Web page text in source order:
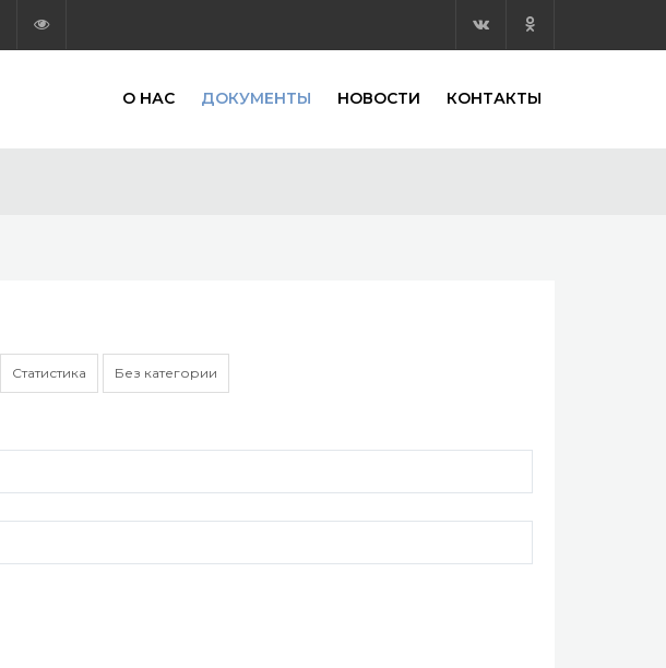
О НАС ДОКУМЕНТЫ НОВОСТИ КОНТАКТЫ
Статистика Без категории